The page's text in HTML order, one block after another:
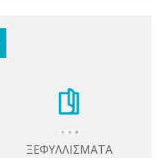
ΞΕΦΥΛΛΙΣΜΑΤΑ